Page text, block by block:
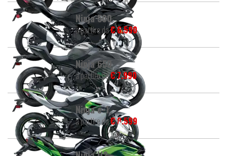
Ninja 500
a partire da€ 6.590
Ninja 650
a partire da€ 7.990
Ninja e-1
a partire da€ 8.599